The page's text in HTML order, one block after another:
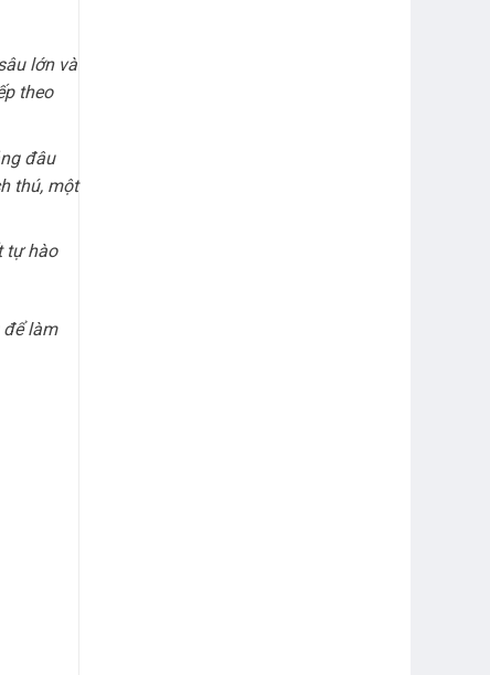
lớn và
theo
đâu
thú, một
tự hào
làm